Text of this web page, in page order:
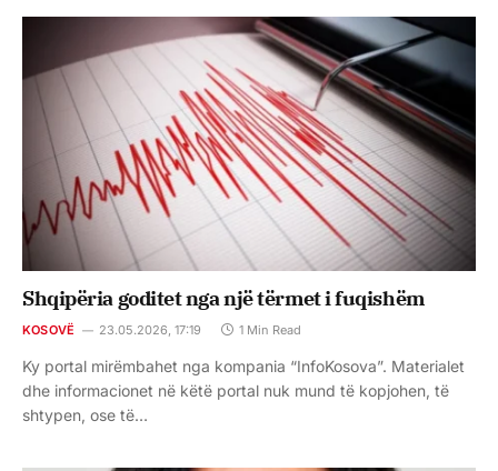
Shqipëria goditet nga një tërmet i fuqishëm
KOSOVË 23.05.2026, 17:19 1 Min Read
Ky portal mirëmbahet nga kompania “InfoKosova”. Materialet
dhe informacionet në këtë portal nuk mund të kopjohen, të
shtypen, ose të…